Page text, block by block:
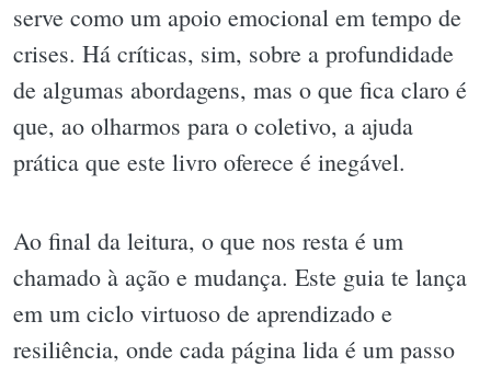
serve como um apoio emocional em tempo de
crises. Há críticas, sim, sobre a profundidade
de algumas abordagens, mas o que fica claro é
que, ao olharmos para o coletivo, a ajuda
prática que este livro oferece é inegável.
Ao final da leitura, o que nos resta é um
chamado à ação e mudança. Este guia te lança
em um ciclo virtuoso de aprendizado e
resiliência, onde cada página lida é um passo